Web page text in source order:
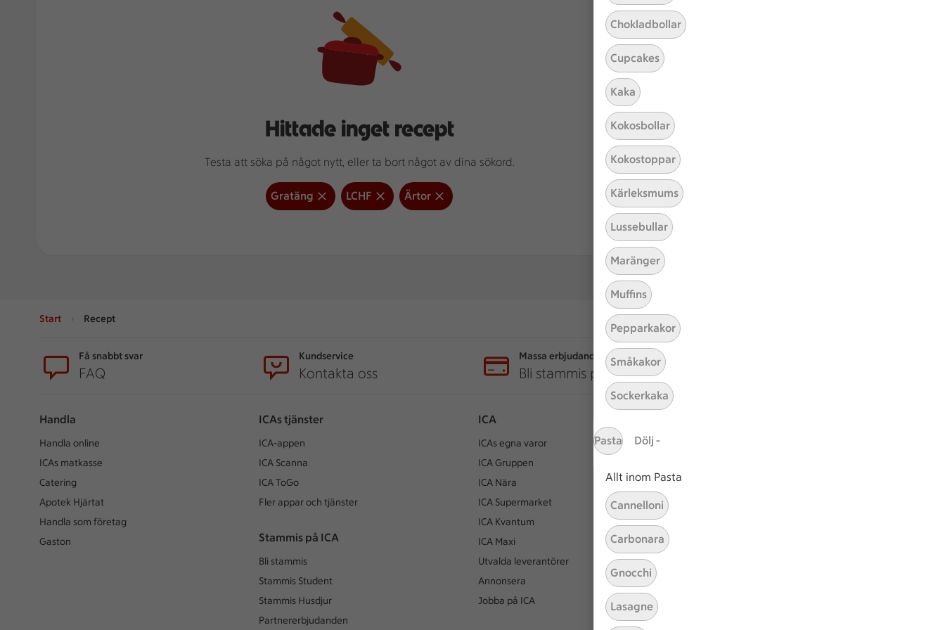
Chokladbollar
Cupcakes
Kaka
Kokosbollar
Kokostoppar
Kärleksmums
Lussebullar
Maränger
Muffins
Pepparkakor
Småkakor
Sockerkaka
Pasta Dölj -
Allt inom Pasta
Cannelloni
Carbonara
Gnocchi
Lasagne
Hittade inget recept
Testa att söka på något nytt, eller ta bort något av dina sökord.
Gratäng LCHF Ärtor
Start Recept
Få snabbt svar
FAQ
Kundservice
Kontakta oss
Massa erbjudanden
Bli stammis på ICA
Handla
Handla online
ICAs matkasse
Catering
Apotek Hjärtat
Handla som företag
Gaston
ICAs tjänster
ICA-appen
ICA Scanna
ICA ToGo
Fler appar och tjänster
Stammis på ICA
Bli stammis
Stammis Student
Stammis Husdjur
Partnererbjudanden
ICA
ICAs egna varor
ICA Gruppen
ICA Nära
ICA Supermarket
ICA Kvantum
ICA Maxi
Utvalda leverantörer
Annonsera
Jobba på ICA